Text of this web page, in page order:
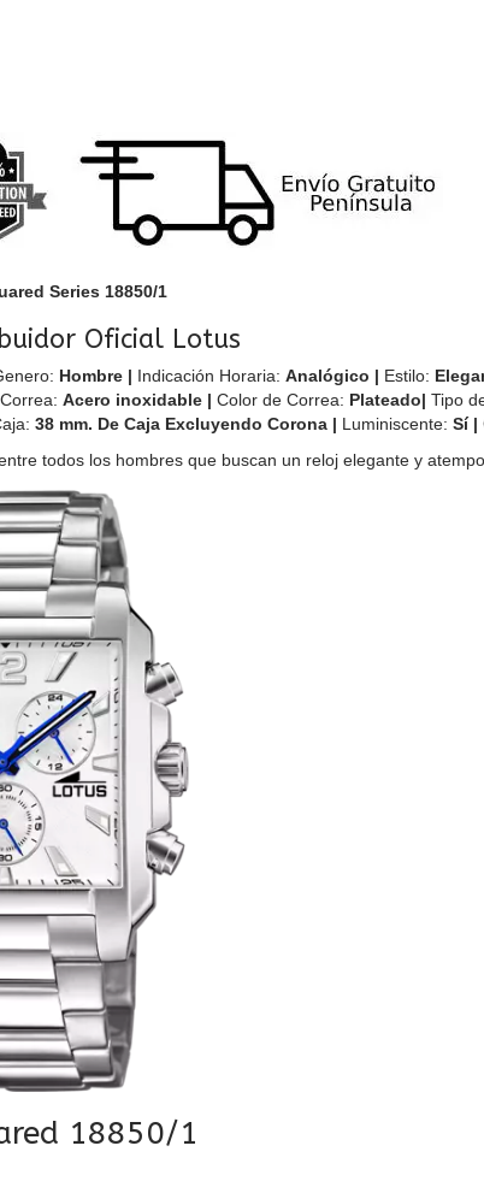
Series 18850/1
Oficial Lotus
Hombre | Indicación Horaria: Analógico | Estilo:
Acero inoxidable | Color de Correa: Plateado| Tipo
38mm. De Caja Excluyendo Corona | Luminiscente: Sí |
todos los hombres que buscan un reloj elegante y
18850/1